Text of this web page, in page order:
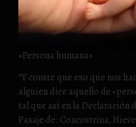
«Persona humana»
“Y conste que eso que nos
alguien dice aquello de
tal que así en la Declaración
Pasaje de: Concostrina,